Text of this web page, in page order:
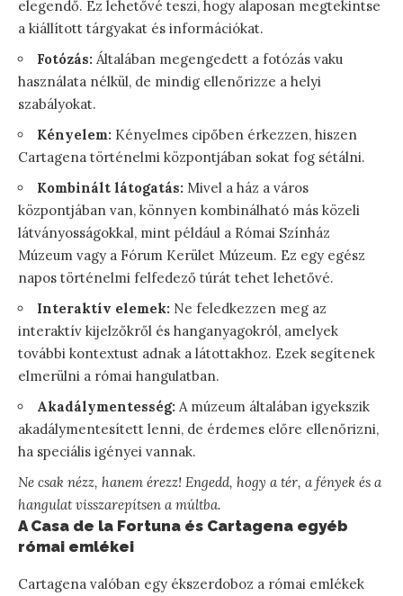
elegendő. Ez lehetővé teszi, hogy alaposan megtekintse
a kiállított tárgyakat és információkat.
Fotózás: Általában megengedett a fotózás vaku
használata nélkül, de mindig ellenőrizze a helyi
szabályokat.
Kényelem: Kényelmes cipőben érkezzen, hiszen
Cartagena történelmi központjában sokat fog sétálni.
Kombinált látogatás: Mivel a ház a város
központjában van, könnyen kombinálható más közeli
látványosságokkal, mint például a Római Színház
Múzeum vagy a Fórum Kerület Múzeum. Ez egy egész
napos történelmi felfedező túrát tehet lehetővé.
Interaktív elemek: Ne feledkezzen meg az
interaktív kijelzőkről és hanganyagokról, amelyek
további kontextust adnak a látottakhoz. Ezek segítenek
elmerülni a római hangulatban.
Akadálymentesség: A múzeum általában igyekszik
akadálymentesített lenni, de érdemes előre ellenőrizni,
ha speciális igényei vannak.
Ne csak nézz, hanem érezz! Engedd, hogy a tér, a fények és a
hangulat visszarepítsen a múltba.
A Casa de la Fortuna és Cartagena egyéb
római emlékei
Cartagena valóban egy ékszerdoboz a római emlékek